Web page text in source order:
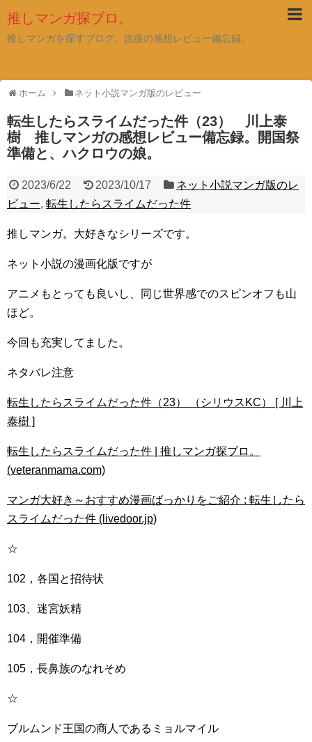
推しマンガ探ブロ。
推しマンガを探すブログ。読後の感想レビュー備忘録。
ホーム ネット小説マンガ版のレビュー
転生したらスライムだった件（23） 川上泰
樹 推しマンガの感想レビュー備忘録。開国祭
準備と、ハクロウの娘。
2023/6/22 2023/10/17
ネット小説マンガ版のレ
ビュー, 転生したらスライムだった件
推しマンガ。大好きなシリーズです。
ネット小説の漫画化版ですが
アニメもとっても良いし、同じ世界感でのスピンオフも山
ほど。
今回も充実してました。
ネタバレ注意
転生したらスライムだった件（23） （シリウスKC） [ 川上
泰樹 ]
転生したらスライムだった件 | 推しマンガ探ブロ。
(veteranmama.com)
マンガ大好き～おすすめ漫画ばっかりをご紹介 : 転生したら
スライムだった件 (livedoor.jp)
☆
102，各国と招待状
103、迷宮妖精
104，開催準備
105，長鼻族のなれそめ
☆
ブルムンド王国の商人であるミョルマイル